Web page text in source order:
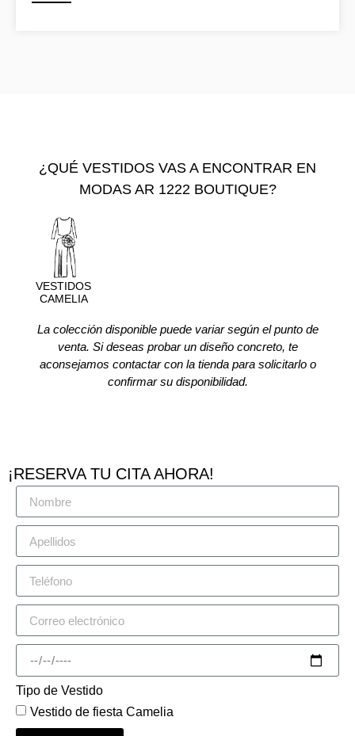
¿QUÉ VESTIDOS VAS A ENCONTRAR EN
MODAS AR 1222 BOUTIQUE?
VESTIDOS
CAMELIA
La colección disponible puede variar según el punto de
venta. Si deseas probar un diseño concreto, te
aconsejamos contactar con la tienda para solicitarlo o
confirmar su disponibilidad.
¡RESERVA TU CITA AHORA!
Tipo de Vestido
Vestido de fiesta Camelia